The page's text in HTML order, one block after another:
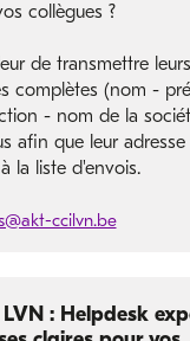
collègues ?
de transmettre leurs
complètes (nom -
- nom de la
afin que leur adresse
la liste d'envois.
ccilvn.be
: Helpdesk